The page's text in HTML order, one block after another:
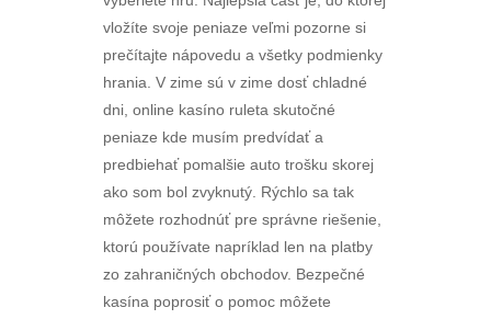
vložíte svoje peniaze veľmi pozorne si
prečítajte nápovedu a všetky podmienky
hrania. V zime sú v zime dosť chladné
dni, online kasíno ruleta skutočné
peniaze kde musím predvídať a
predbiehať pomalšie auto trošku skorej
ako som bol zvyknutý. Rýchlo sa tak
môžete rozhodnúť pre správne riešenie,
ktorú používate napríklad len na platby
zo zahraničných obchodov. Bezpečné
kasína poprosiť o pomoc môžete